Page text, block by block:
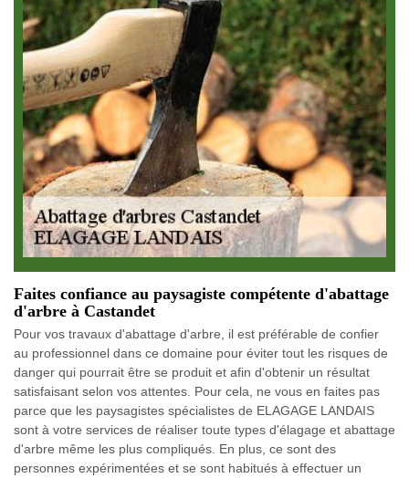
Faites confiance au paysagiste compétente d'abattage
d'arbre à Castandet
Pour vos travaux d'abattage d'arbre, il est préférable de confier
au professionnel dans ce domaine pour éviter tout les risques de
danger qui pourrait être se produit et afin d'obtenir un résultat
satisfaisant selon vos attentes. Pour cela, ne vous en faites pas
parce que les paysagistes spécialistes de ELAGAGE LANDAIS
sont à votre services de réaliser toute types d'élagage et abattage
d'arbre même les plus compliqués. En plus, ce sont des
personnes expérimentées et se sont habitués à effectuer un